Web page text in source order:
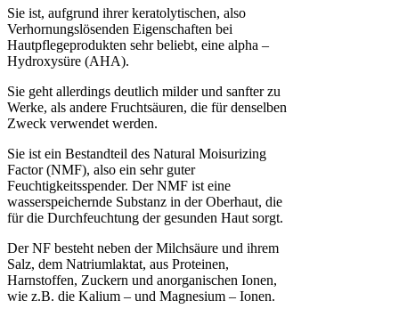
Sie ist, aufgrund ihrer keratolytischen, also
Verhornungslösenden Eigenschaften bei
Hautpflegeprodukten sehr beliebt, eine alpha –
Hydroxysüre (AHA).
Sie geht allerdings deutlich milder und sanfter zu
Werke, als andere Fruchtsäuren, die für denselben
Zweck verwendet werden.
Sie ist ein Bestandteil des Natural Moisurizing
Factor (NMF), also ein sehr guter
Feuchtigkeitsspender. Der NMF ist eine
wasserspeichernde Substanz in der Oberhaut, die
für die Durchfeuchtung der gesunden Haut sorgt.
Der NF besteht neben der Milchsäure und ihrem
Salz, dem Natriumlaktat, aus Proteinen,
Harnstoffen, Zuckern und anorganischen Ionen,
wie z.B. die Kalium – und Magnesium – Ionen.